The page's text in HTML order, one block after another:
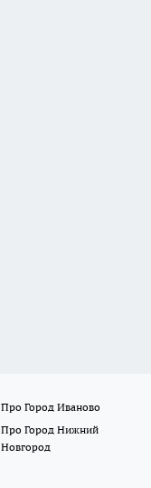
Про Город Иваново
Про Город Нижний
Новгород